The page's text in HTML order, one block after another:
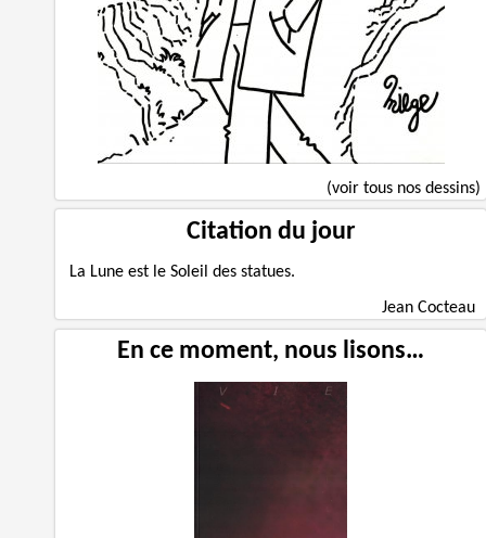
(voir tous nos dessins)
Citation du jour
La Lune est le Soleil des statues.
Jean Cocteau
En ce moment, nous lisons…